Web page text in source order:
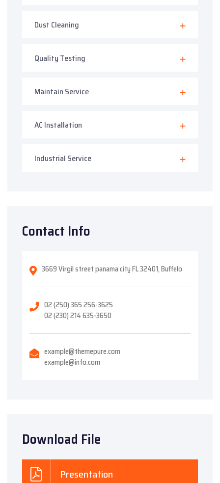
Dust Cleaning
Quality Testing
Maintain Service
AC Installation
Industrial Service
Contact Info
3669 Virgil street panama city FL 32401, Buffelo
02 (250) 365 256-3625
02 (230) 214 635-3650
example@themepure.com
example@info.com
Download File
Presentation